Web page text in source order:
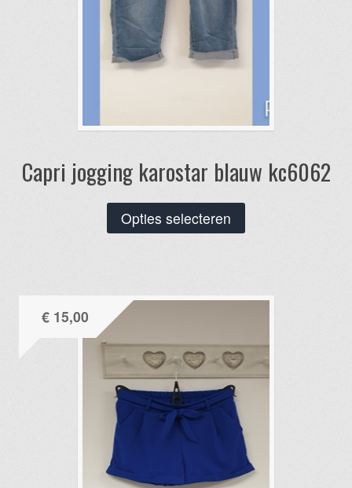
Capri jogging karostar blauw kc6062
Opties selecteren
product
variaties.
optie
kan
op
de
productpagina
€15,00